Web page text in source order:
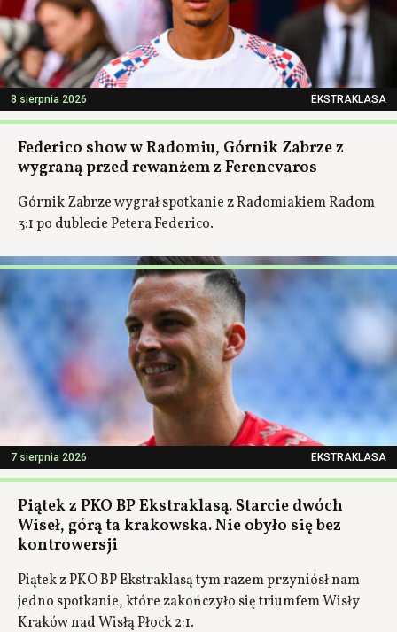
8 sierpnia 2026 EKSTRAKLASA
Federico show w Radomiu, Górnik Zabrze z
wygraną przed rewanżem z Ferencvaros
Górnik Zabrze wygrał spotkanie z Radomiakiem Radom
3:1 po dublecie Petera Federico.
7 sierpnia 2026 EKSTRAKLASA
Piątek z PKO BP Ekstraklasą. Starcie dwóch
Wiseł, górą ta krakowska. Nie obyło się bez
kontrowersji
Piątek z PKO BP Ekstraklasą tym razem przyniósł nam
jedno spotkanie, które zakończyło się triumfem Wisły
Kraków nad Wisłą Płock 2:1.